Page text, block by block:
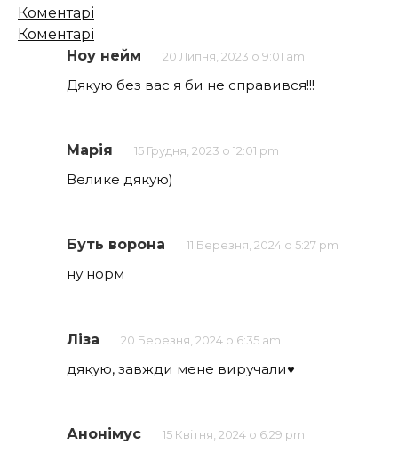
Кількість
коментарів
Коментарі
Коментарі
Ноу нейм
20 Липня, 2023 о 9:01 am
Дякую без вас я би не справився!!!
Марія 15 Грудня, 2023 о 12:01 pm
Велике дякую)
Буть ворона 11 Березня, 2024 о 5:27 pm
ну норм
Ліза 20 Березня, 2024 о 6:35 am
дякую, завжди мене виручали♥️
Анонімус 15 Квітня, 2024 о 6:29 pm